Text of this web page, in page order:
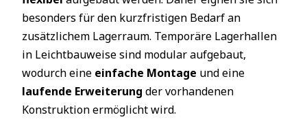
besonders für den kurzfristigen Bedarf an
zusätzlichem Lagerraum. Temporäre Lagerhallen
in Leichtbauweise sind modular aufgebaut,
wodurch eine einfache Montage und eine
laufende Erweiterung der vorhandenen
Konstruktion ermöglicht wird.